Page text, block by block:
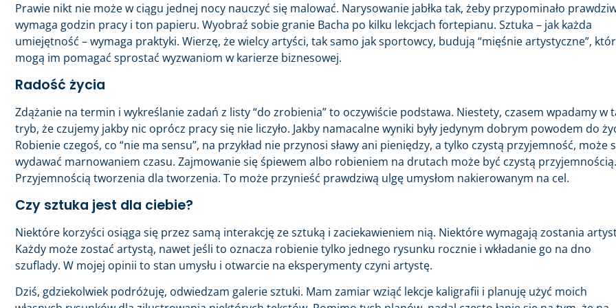
Prawie nikt nie może w ciągu jednej nocy nauczyć się malować. Narysowanie jabłka tak, żeby przypominało
wymaga godzin pracy i ton papieru. Wyobraź sobie granie Bacha po kilku lekcjach fortepianu. Sztuka – jak każda
umiejętność – wymaga praktyki. Wierzę, że wielcy artyści, tak samo jak sportowcy, budują “mięśnie artystyczne”,
mogą im pomagać sprostać wyzwaniom w karierze biznesowej.
Radość życia
Zdążanie na termin i wykreślanie zadań z listy “do zrobienia” to oczywiście podstawa. Niestety, czasem wpadamy w
tryb, że czujemy jakby nic oprócz pracy się nie liczyło. Jakby namacalne wyniki były jedynym dobrym powodem do
Robienie czegoś, co “nie ma sensu”, na przykład nie przynosi sławy ani pieniędzy, a tylko czystą przyjemność, może
wydawać marnowaniem czasu. Zajmowanie się śpiewem albo robieniem na drutach może być czystą przyjemnością.
Przyjemnością tworzenia dla tworzenia. To może przynieść prawdziwą ulgę umysłom nakierowanym na cel.
Czy sztuka jest dla ciebie?
Niektóre korzyści osiąga się przez samą interakcję ze sztuką i zaciekawieniem nią. Niektóre wymagają zostania
Każdy może zostać artystą, nawet jeśli to oznacza robienie tylko jednego rysunku rocznie i wkładanie go na dno
szuflady. W mojej opinii to stan umysłu i otwarcie na eksperymenty czyni artystę.
Dziś, gdziekolwiek podróżuję, odwiedzam galerie sztuki. Mam zamiar wziąć lekcje kaligrafii i planuję użyć moich